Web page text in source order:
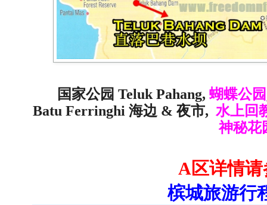
国家公园 Teluk Pahang, 蝴蝶公园
Batu Ferringhi 海边 & 夜市, 水上回
神秘花
A区详情
槟城旅游行